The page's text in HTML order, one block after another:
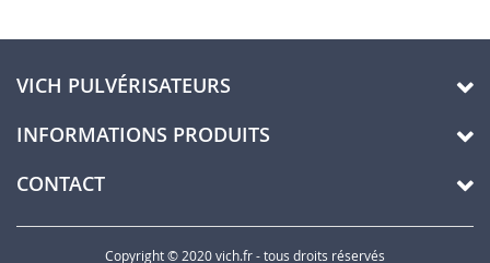
VICH PULVÉRISATEURS
INFORMATIONS PRODUITS
CONTACT
Copyright © 2020 vich.fr - tous droits réservés